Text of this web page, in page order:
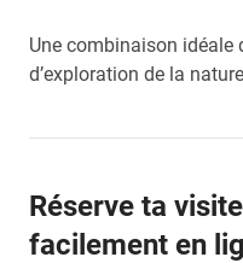
Une combinaison idéale
d’exploration de la
Réserve ta
facilement en